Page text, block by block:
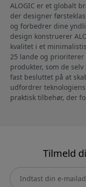
ALOGIC er et globalt
der designer
og forbedrer dine
design konstruerer
kvalitet i et
25 lande og
produkter, som de
fast besluttet på at
udfordrer
praktisk tilbehør, der
Tilmeld